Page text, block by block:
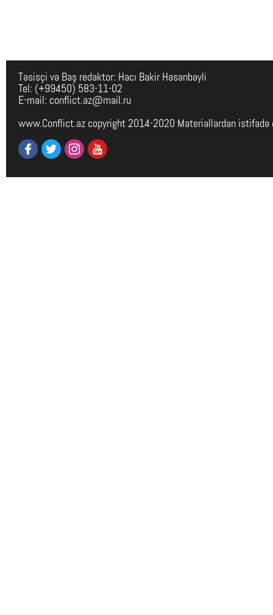
Təsisçi və Baş redaktor: Hacı Bakir Həsənbəyli
Tel: (+99450) 583-11-02
E-mail: conflict.az@mail.ru
www.Conflict.az copyright 2014-2020 Materiallardan istifadə